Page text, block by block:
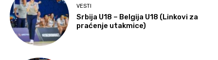
VESTI
Srbija U18 – Belgija U18 (Linkovi za
praćenje utakmice)